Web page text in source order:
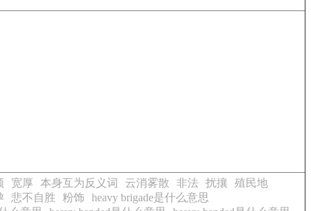
宽厚 本身互为反义词 云消雾散 非法 扰攘
殖民地
悲不自胜 粉饰
heavy brigade是什么意思